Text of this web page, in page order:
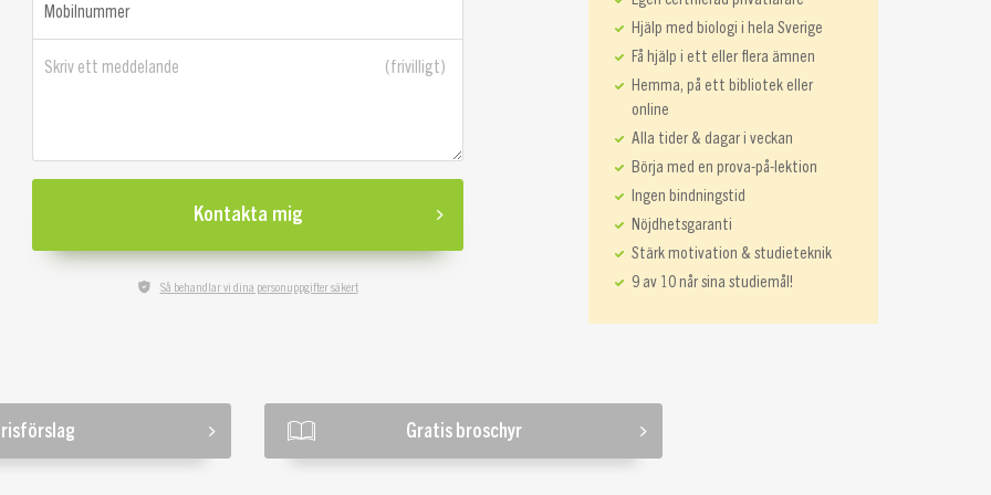
Mobilnummer
Skriv ett meddelande
Kontakta mig
Så behandlar vi dina personuppgifter säkert
Hjälp med biologi i hela Sverige
Få hjälp i ett eller flera ämnen
Hemma, på ett bibliotek eller
online
Alla tider & dagar i veckan
Börja med en prova-på-lektion
Ingen bindningstid
Nöjdhetsgaranti
Stärk motivation & studieteknik
9 av 10 når sina studiemål!
Gratis broschyr